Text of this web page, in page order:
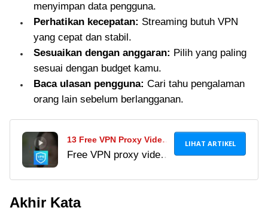
menyimpan data pengguna.
Perhatikan kecepatan: Streaming butuh VPN
yang cepat dan stabil.
Sesuaikan dengan anggaran: Pilih yang paling
sesuai dengan budget kamu.
Baca ulasan pengguna: Cari tahu pengalaman
orang lain sebelum berlangganan.
13 Free VPN Proxy Video
Indonesia untuk Buka
Free VPN proxy video
juga blue proxy gratis
LIHAT ARTIKEL
Akhir Kata